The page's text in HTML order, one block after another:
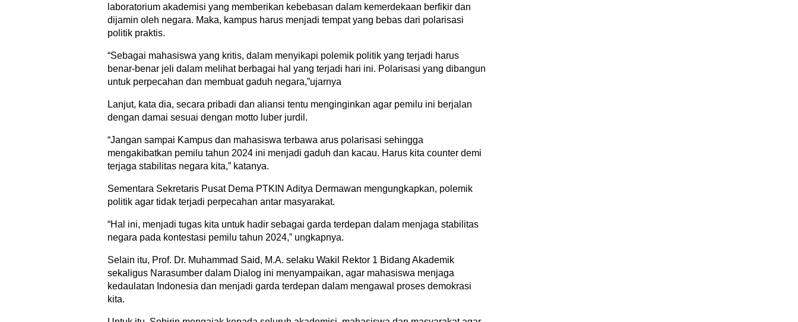
laboratorium akademisi yang memberikan kebebasan dalam kemerdekaan berfikir dan
dijamin oleh negara. Maka, kampus harus menjadi tempat yang bebas dari polarisasi
politik praktis.
“Sebagai mahasiswa yang kritis, dalam menyikapi polemik politik yang terjadi harus
benar-benar jeli dalam melihat berbagai hal yang terjadi hari ini. Polarisasi yang dibangun
untuk perpecahan dan membuat gaduh negara,”ujarnya
Lanjut, kata dia, secara pribadi dan aliansi tentu menginginkan agar pemilu ini berjalan
dengan damai sesuai dengan motto luber jurdil.
“Jangan sampai Kampus dan mahasiswa terbawa arus polarisasi sehingga
mengakibatkan pemilu tahun 2024 ini menjadi gaduh dan kacau. Harus kita counter demi
terjaga stabilitas negara kita,” katanya.
Sementara Sekretaris Pusat Dema PTKIN Aditya Dermawan mengungkapkan, polemik
politik agar tidak terjadi perpecahan antar masyarakat.
“Hal ini, menjadi tugas kita untuk hadir sebagai garda terdepan dalam menjaga stabilitas
negara pada kontestasi pemilu tahun 2024,” ungkapnya.
Selain itu, Prof. Dr. Muhammad Said, M.A. selaku Wakil Rektor 1 Bidang Akademik
sekaligus Narasumber dalam Dialog ini menyampaikan, agar mahasiswa menjaga
kedaulatan Indonesia dan menjadi garda terdepan dalam mengawal proses demokrasi
kita.